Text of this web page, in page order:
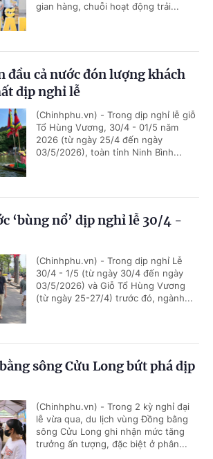
gian hàng, chuỗi hoạt động trải...
đầu cả nước đón lượng khách
dịp nghỉ lễ
(Chinhphu.vn) - Trong dịp nghỉ lễ giỗ
Tổ Hùng Vương, 30/4 - 01/5 năm
2026 (từ ngày 25/4 đến ngày
03/5/2026), toàn tỉnh Ninh Bình...
‘bùng nổ’ dịp nghỉ lễ 30/4 -
(Chinhphu.vn) - Trong dịp nghỉ Lễ
30/4 - 1/5 (từ ngày 30/4 đến ngày
03/5/2026) và Giỗ Tổ Hùng Vương
(từ ngày 25-27/4) trước đó, ngành...
sông Cửu Long bứt phá dịp
(Chinhphu.vn) - Trong 2 kỳ nghỉ đại
lễ vừa qua, du lịch vùng Đồng bằng
sông Cửu Long ghi nhận mức tăng
trưởng ấn tượng, đặc biệt ở phân...